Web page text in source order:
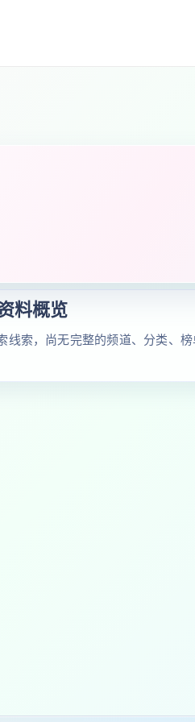
料概览
线索，尚无完整的频道、分类、